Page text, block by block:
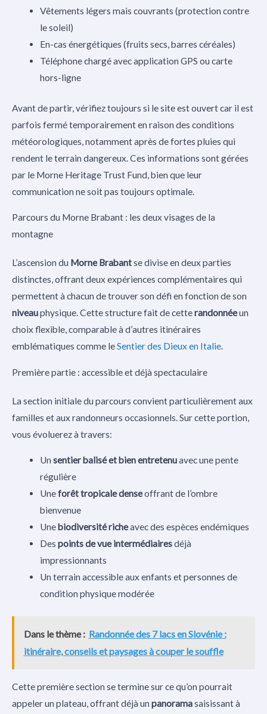
Vêtements légers mais couvrants (protection contre
le soleil)
En-cas énergétiques (fruits secs, barres céréales)
Téléphone chargé avec application GPS ou carte
hors-ligne
Avant de partir, vérifiez toujours si le site est ouvert car il est
parfois fermé temporairement en raison des conditions
météorologiques, notamment après de fortes pluies qui
rendent le terrain dangereux. Ces informations sont gérées
par le Morne Heritage Trust Fund, bien que leur
communication ne soit pas toujours optimale.
Parcours du Morne Brabant : les deux visages de la
montagne
L’ascension du Morne Brabantse divise en deux parties
distinctes, offrant deux expériences complémentaires qui
permettent à chacun de trouver son défi en fonction de son
niveauphysique. Cette structure fait de cetterandonnéeun
choix flexible, comparable à d’autres itinéraires
emblématiques comme leSentier des Dieux en Italie.
Première partie : accessible et déjà spectaculaire
La section initiale du parcours convient particulièrement aux
familles et aux randonneurs occasionnels. Sur cette portion,
vous évoluerez à travers:
Un sentier balisé et bien entretenuavec une pente
régulière
Uneforêt tropicale denseoffrant de l’ombre
bienvenue
Une biodiversité richeavec des espèces endémiques
Des points de vue intermédiairesdéjà
impressionnants
Un terrain accessible aux enfants et personnes de
condition physique modérée
Dans le thème : Randonnée des 7 lacs en Slovénie :
itinéraire, conseils et paysages à couper le souffle
Cette première section se termine sur ce qu’on pourrait
appeler un plateau, offrant déjà un panoramasaisissant à